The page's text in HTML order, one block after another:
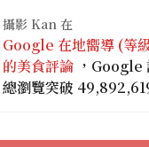
攝影 Kan 在
Google 在地嚮導 (等
的美食評論 ，Google
總瀏覽突破